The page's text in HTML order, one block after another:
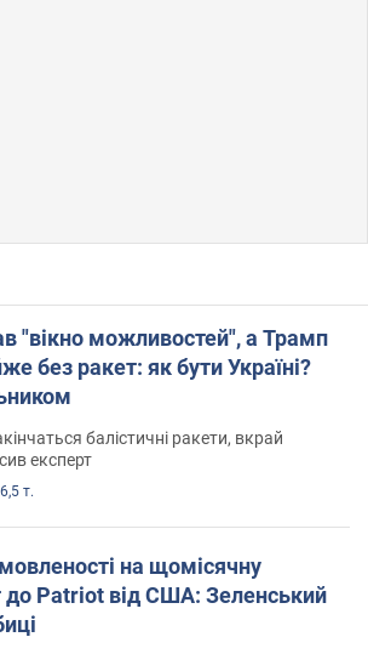
"вікно можливостей", а Трамп
без ракет: як бути Україні?
балістичні ракети, вкрай
експерт
т.
на щомісячну
до Patriot від США: Зеленський